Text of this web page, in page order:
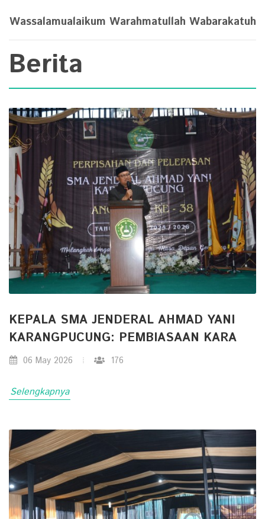
Wassalamualaikum Warahmatullah Wabarakatuh
Berita
KEPALA SMA JENDERAL AHMAD YANI
KARANGPUCUNG: PEMBIASAAN KARA
06 May 2026 176
Selengkapnya